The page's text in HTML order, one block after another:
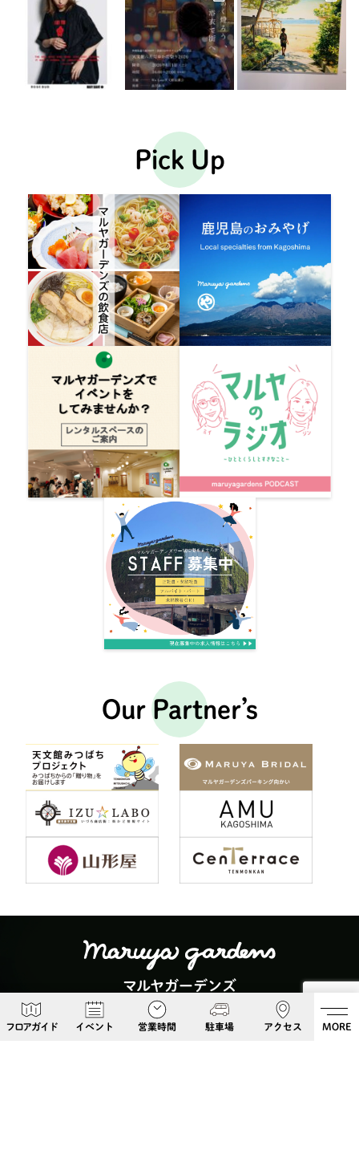
フロアガイド イベント 営業時間 駐車場 アクセス MORE
Pick Up
Our Partner’s
マルヤガーデンズ
〒892-0826 鹿児島県鹿児島市呉服町６−５